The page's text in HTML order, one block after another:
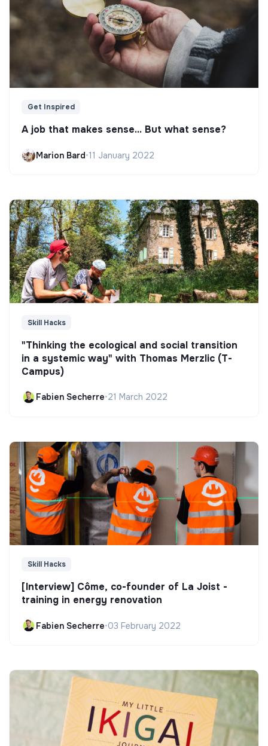
Get Inspired
A job that makes sense... But what sense?
Marion Bard•11 January 2022
Skill Hacks
"Thinking the ecological and social transition
in a systemic way" with Thomas Merzlic (T-
Campus)
Fabien Secherre•21 March 2022
Skill Hacks
[Interview] Côme, co-founder of La Joist -
training in energy renovation
Fabien Secherre•03 February 2022